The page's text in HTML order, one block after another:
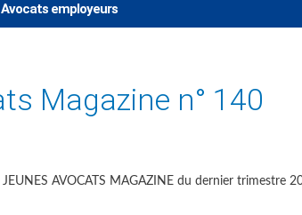
Avocats employeurs
Magazine n° 140
AVOCATS MAGAZINE du dernier trimestre